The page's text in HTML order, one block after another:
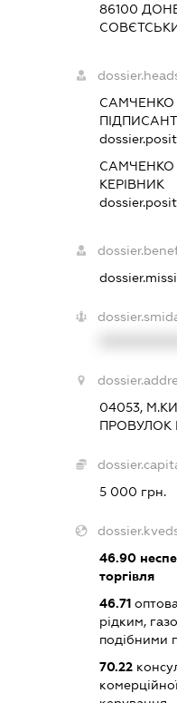
86100
САМЧЕНКО
ПІДПИСАНТ
САМЧЕНКО
КЕРІВНИК
04053,
ПРОВУЛОК
5 000 грн.
46.90
торгівля
46.71
рідким,
подібними
70.22